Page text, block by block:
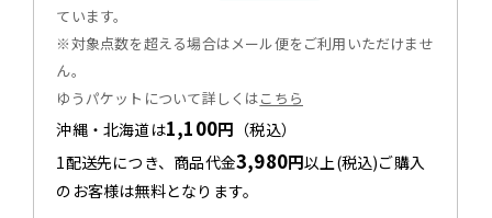
ています。
※対象点数を超える場合はメール便をご利用いただけませ
ん。
ゆうパケットについて詳しくはこちら
沖縄・北海道は1,100円 （税込）
1配送先につき、商品代金3,980円以上(税込)ご購入
のお客様は無料となります。